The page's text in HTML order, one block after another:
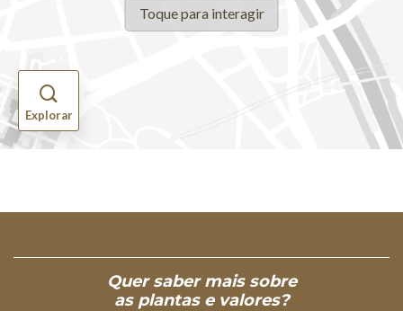
Explorar
Quer saber mais sobre
as plantas e valores?